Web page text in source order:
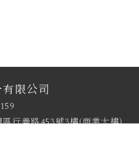
限公司
行善路453號3樓(商業大樓)